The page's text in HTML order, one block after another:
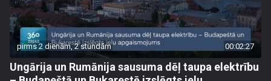
pirms 2 dienām, 2 stundām 00:02:27
Ungārija un Rumānija sausuma dēļ taupa elektrību